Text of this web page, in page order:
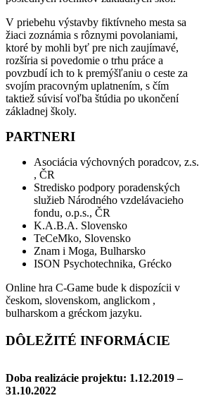
V priebehu výstavby fiktívneho mesta sa
žiaci zoznámia s rôznymi povolaniami,
ktoré by mohli byť pre nich zaujímavé,
rozšíria si povedomie o trhu práce a
povzbudí ich to k premýšľaniu o ceste za
svojím pracovným uplatnením, s čím
taktiež súvisí voľba štúdia po ukončení
základnej školy.
PARTNERI
Asociácia výchovných poradcov, z.s.
, ČR
Stredisko podpory poradenských
služieb Národného vzdelávacieho
fondu, o.p.s., ČR
K.A.B.A. Slovensko
TeCeMko, Slovensko
Znam i Moga, Bulharsko
ISON Psychotechnika, Grécko
Online hra C-Game bude k dispozícii v
českom, slovenskom, anglickom ,
bulharskom a gréckom jazyku.
DÔLEŽITÉ INFORMÁCIE
Doba realizácie projektu: 1.12.2019 –
31.10.2022